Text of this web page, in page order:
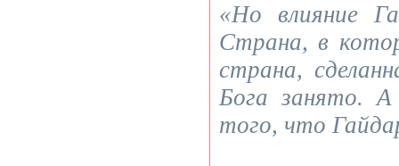
«Но влияние
Страна, в
страна,
Бога занято.
того, что